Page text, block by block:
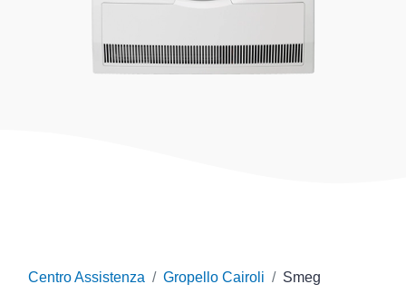
Centro Assistenza Gropello Cairoli Smeg